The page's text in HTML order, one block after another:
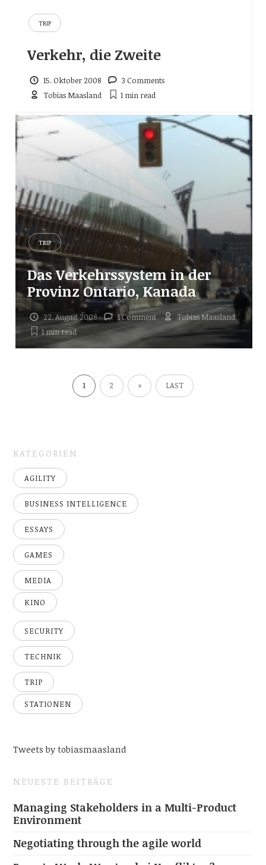
TRIP
Verkehr, die Zweite
15. Oktober 2008
3 Comments
Tobias Maasland
1 min read
TRIP
Das Verkehrssystem in der
Provinz Ontario, Kanada
22. August 2008 1 Comment
Tobias Maasland
1 minread
1 2 » LAST
KATEGORIEN
AGILITY
BUSINESS INTELLIGENCE
ESSAYS
GAMES
MEDIA
KINO
SECURITY
TECHNIK
TRIP
STATIONEN
Tweets by tobiasmaasland
NEUESTE BEITRÄGE
Managing Stakeholders in a Multi-Product
Environment
Negotiating through the agile world